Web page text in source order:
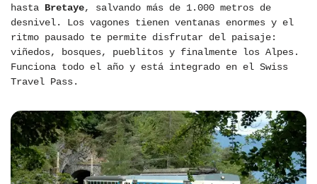
hasta Bretaye, salvando más de 1.000 metros de
desnivel. Los vagones tienen ventanas enormes y el
ritmo pausado te permite disfrutar del paisaje:
viñedos, bosques, pueblitos y finalmente los Alpes.
Funciona todo el año y está integrado en el Swiss
Travel Pass.